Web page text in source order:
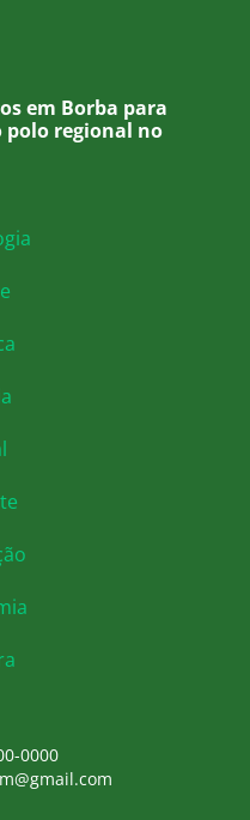
em Borba para
regional no
0000